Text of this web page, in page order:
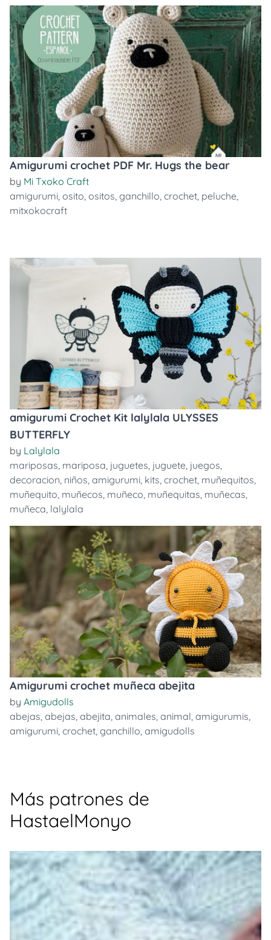
Amigurumi crochet PDF Mr. Hugs the bear
by Mi Txoko Craft
amigurumi, osito, ositos, ganchillo, crochet, peluche,
mitxokocraft
amigurumi Crochet Kit lalylala ULYSSES
BUTTERFLY
by Lalylala
mariposas, mariposa, juguetes, juguete, juegos,
decoracion, niños, amigurumi, kits, crochet, muñequitos,
muñequito, muñecos, muñeco, muñequitas, muñecas,
muñeca, lalylala
Amigurumi crochet muñeca abejita
by Amigudolls
abejas, abejas, abejita, animales, animal, amigurumis,
amigurumi, crochet, ganchillo, amigudolls
Más patrones de
HastaelMonyo